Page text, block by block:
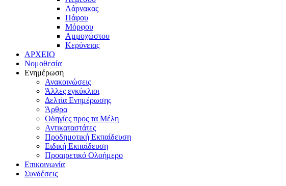
Λάρνακας
Πάφου
Μόρφου
Αμμοχώστου
Κερύνειας
ΑΡΧΕΙΟ
Νομοθεσία
Ενημέρωση
Ανακοινώσεις
Άλλες εγκύκλιοι
Δελτία Ενημέρωσης
Άρθρα
Οδηγίες προς τα Μέλη
Αντικαταστάτες
Προδημοτική Εκπαίδευση
Ειδική Εκπαίδευση
Προαιρετικό Ολοήμερο
Επικοινωνία
Συνδέσεις